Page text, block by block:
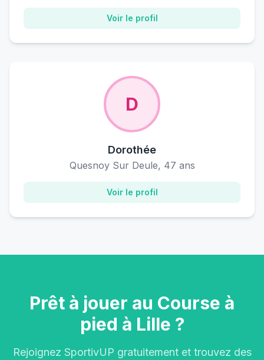
Voir le profil
D
Dorothée
Quesnoy Sur Deule, 47 ans
Voir le profil
Prêt à jouer au Course à
pied à Lille ?
Rejoignez SportivUP gratuitement et trouvez des